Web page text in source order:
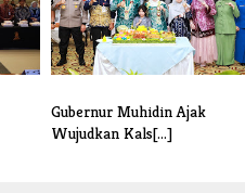
Gubernur Muhidin Ajak
Wujudkan Kals[...]